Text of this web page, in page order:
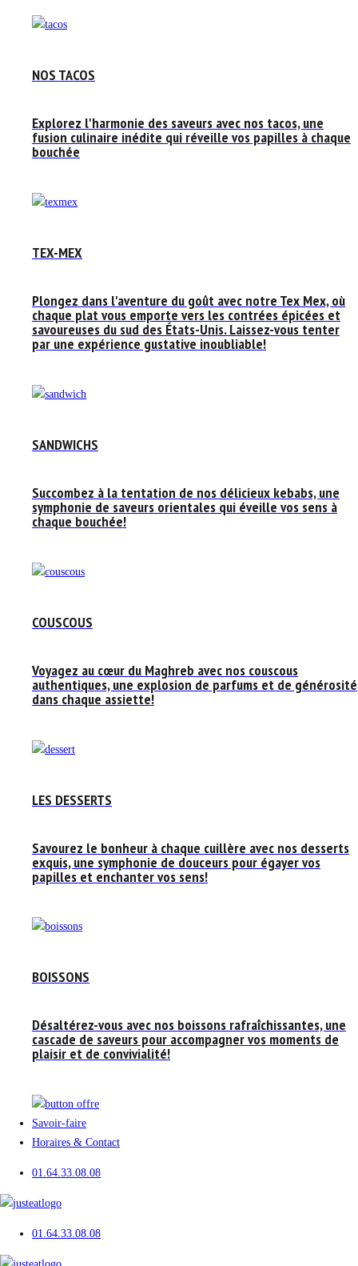
NOS TACOS
Explorez l'harmonie des saveurs avec nos tacos, une
fusion culinaire inédite qui réveille vos papilles à chaque
bouchée
TEX-MEX
Plongez dans l'aventure du goût avec notre Tex Mex, où
chaque plat vous emporte vers les contrées épicées et
savoureuses du sud des États-Unis. Laissez-vous tenter
par une expérience gustative inoubliable!
SANDWICHS
Succombez à la tentation de nos délicieux kebabs, une
symphonie de saveurs orientales qui éveille vos sens à
chaque bouchée!
COUSCOUS
Voyagez au cœur du Maghreb avec nos couscous
authentiques, une explosion de parfums et de générosité
dans chaque assiette!
LES DESSERTS
Savourez le bonheur à chaque cuillère avec nos desserts
exquis, une symphonie de douceurs pour égayer vos
papilles et enchanter vos sens!
BOISSONS
Désaltérez-vous avec nos boissons rafraîchissantes, une
cascade de saveurs pour accompagner vos moments de
plaisir et de convivialité!
Savoir-faire
Horaires & Contact
01.64.33.08.08
01.64.33.08.08